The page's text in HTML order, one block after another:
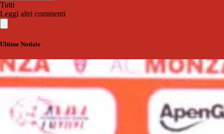
Tutti
Leggi altri commenti
Ultime Notizie